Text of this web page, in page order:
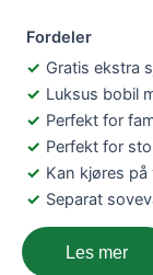
Fordeler
Gratis ekstra
Luksus bobil
Perfekt for
Perfekt for
Kan kjøres
Separat
Les mer